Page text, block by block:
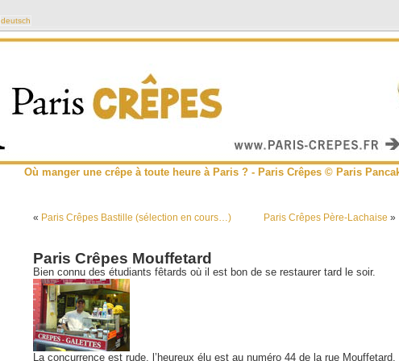
deutsch
Où manger une crêpe à toute heure à Paris ? - Paris Crêpes © Paris
« Paris Crêpes Bastille (sélection en cours…) Paris Crêpes Père-Lachaise »
Paris Crêpes Mouffetard
Bien connu des étudiants fêtards où il est bon de se restaurer tard le soir.
La concurrence est rude, l’heureux élu est au numéro 44 de la rue Mouffetard,